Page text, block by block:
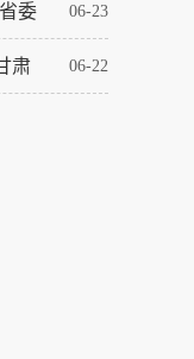
委 06-23
肃 06-22